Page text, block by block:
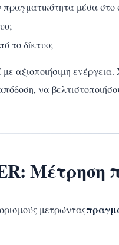
πραγματικότητα μέσα στο
το δίκτυο;
αξιοποιήσιμη
να
Μέτρηση
μετρώντας